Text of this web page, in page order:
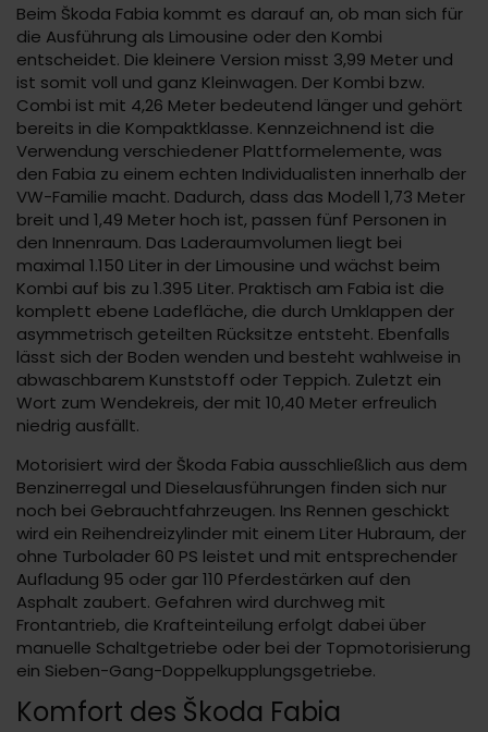
Beim Škoda Fabia kommt es darauf an, ob man sich für
die Ausführung als Limousine oder den Kombi
entscheidet. Die kleinere Version misst 3,99 Meter und
ist somit voll und ganz Kleinwagen. Der Kombi bzw.
Combi ist mit 4,26 Meter bedeutend länger und gehört
bereits in die Kompaktklasse. Kennzeichnend ist die
Verwendung verschiedener Plattformelemente, was
den Fabia zu einem echten Individualisten innerhalb der
VW-Familie macht. Dadurch, dass das Modell 1,73 Meter
breit und 1,49 Meter hoch ist, passen fünf Personen in
den Innenraum. Das Laderaumvolumen liegt bei
maximal 1.150 Liter in der Limousine und wächst beim
Kombi auf bis zu 1.395 Liter. Praktisch am Fabia ist die
komplett ebene Ladefläche, die durch Umklappen der
asymmetrisch geteilten Rücksitze entsteht. Ebenfalls
lässt sich der Boden wenden und besteht wahlweise in
abwaschbarem Kunststoff oder Teppich. Zuletzt ein
Wort zum Wendekreis, der mit 10,40 Meter erfreulich
niedrig ausfällt.
Motorisiert wird der Škoda Fabia ausschließlich aus dem
Benzinerregal und Dieselausführungen finden sich nur
noch bei Gebrauchtfahrzeugen. Ins Rennen geschickt
wird ein Reihendreizylinder mit einem Liter Hubraum, der
ohne Turbolader 60 PS leistet und mit entsprechender
Aufladung 95 oder gar 110 Pferdestärken auf den
Asphalt zaubert. Gefahren wird durchweg mit
Frontantrieb, die Krafteinteilung erfolgt dabei über
manuelle Schaltgetriebe oder bei der Topmotorisierung
ein Sieben-Gang-Doppelkupplungsgetriebe.
Komfort des Škoda Fabia